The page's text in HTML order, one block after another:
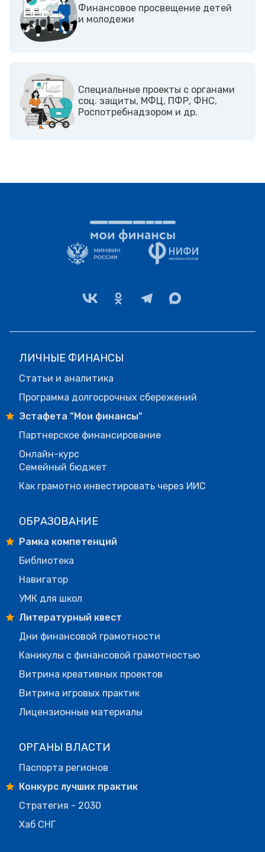
Финансовое просвещение детей
и молодежи
Cпециальные проекты с органами
соц. защиты, МФЦ, ПФР, ФНС,
Роспотребнадзором и др.
ЛИЧНЫЕ ФИНАНСЫ
Статьи и аналитика
Программа долгосрочных сбережений
Эстафета "Мои финансы"
Партнерское финансирование
Онлайн-курс
Семейный бюджет
Как грамотно инвестировать через ИИС
ОБРАЗОВАНИЕ
Рамка компетенций
Библиотека
Навигатор
УМК для школ
Литературный квест
Дни финансовой грамотности
Каникулы с финансовой грамотностью
Витрина креативных проектов
Витрина игровых практик
Лицензионные материалы
ОРГАНЫ ВЛАСТИ
Паспорта регионов
Конкурс лучших практик
Стратегия - 2030
Хаб СНГ